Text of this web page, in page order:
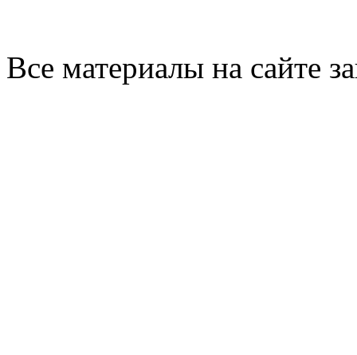
Все материалы на сайте